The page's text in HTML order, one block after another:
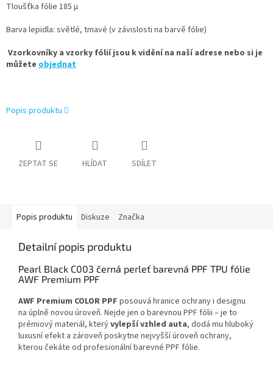
Tloušťka fólie 185 µ
Barva lepidla: světlé, tmavé (v závislosti na barvě fólie)
Vzorkovníky a vzorky fólií jsou k vidění na naší adrese nebo si je
můžete objednat
Popis produktu
ZEPTAT SE HLÍDAT SDÍLET
Popis produktu Diskuze Značka
Detailní popis produktu
Pearl Black C003 černá perleť barevná PPF TPU fólie
AWF Premium PPF
AWF Premium COLOR PPF posouvá hranice ochrany i designu
na úplně novou úroveň. Nejde jen o barevnou PPF fólii – je to
prémiový materiál, kterývylepší vzhled auta, dodá mu hluboký
luxusní efekt a zároveň poskytne nejvyšší úroveň ochrany,
kterou čekáte od profesionální barevné PPF fólie.